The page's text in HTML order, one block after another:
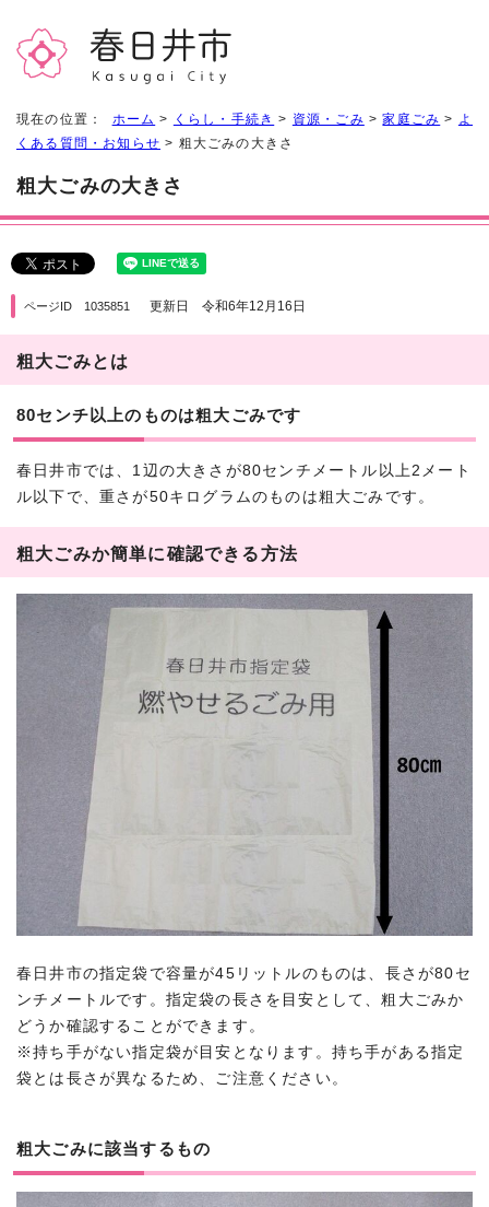
現在の位置： ホーム > くらし・手続き > 資源・ごみ >家庭ごみ > よ
くある質問・お知らせ > 粗大ごみの大きさ
粗大ごみの大きさ
ページID 1035851 更新日 令和6年12月16日
粗大ごみとは
80センチ以上のものは粗大ごみです
春日井市では、1辺の大きさが80センチメートル以上2メート
ル以下で、重さが50キログラムのものは粗大ごみです。
粗大ごみか簡単に確認できる方法
春日井市の指定袋で容量が45リットルのものは、長さが80セ
ンチメートルです。指定袋の長さを目安として、粗大ごみか
どうか確認することができます。
※持ち手がない指定袋が目安となります。持ち手がある指定
袋とは長さが異なるため、ご注意ください。
粗大ごみに該当するもの